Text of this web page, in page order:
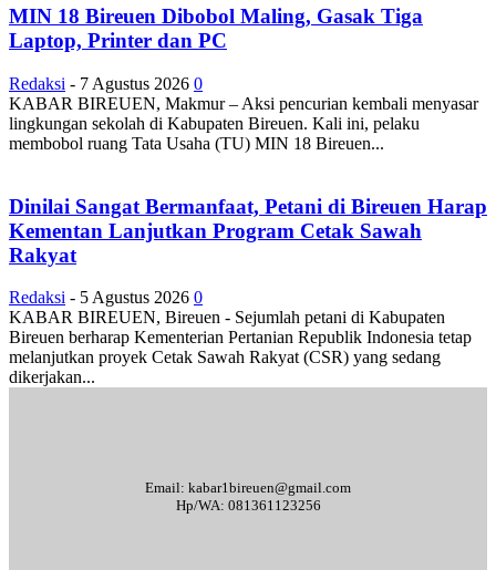
MIN 18 Bireuen Dibobol Maling, Gasak Tiga
Laptop, Printer dan PC
Redaksi - 7 Agustus 2026 0
KABAR BIREUEN, Makmur – Aksi pencurian kembali menyasar
lingkungan sekolah di Kabupaten Bireuen. Kali ini, pelaku
membobol ruang Tata Usaha (TU) MIN 18 Bireuen...
Dinilai Sangat Bermanfaat, Petani di Bireuen Harap
Kementan Lanjutkan Program Cetak Sawah
Rakyat
Redaksi - 5 Agustus 2026 0
KABAR BIREUEN, Bireuen - Sejumlah petani di Kabupaten
Bireuen berharap Kementerian Pertanian Republik Indonesia tetap
melanjutkan proyek Cetak Sawah Rakyat (CSR) yang sedang
dikerjakan...
Email: kabar1bireuen@gmail.com
Hp/WA: 081361123256